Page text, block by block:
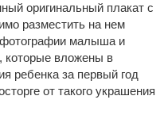
оригинальный плакат с
разместить на нем
малыша и
которые вложены в
ребенка за первый год
от такого украшения